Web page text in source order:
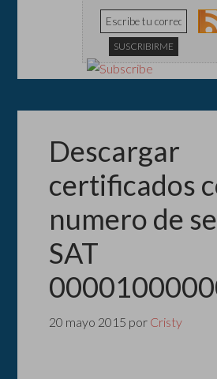
Descargar
certificados
numero de
SAT
20 mayo 2015 por Cristy